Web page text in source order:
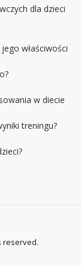
dla dzieci
właściwości
w diecie
treningu?
reserved.